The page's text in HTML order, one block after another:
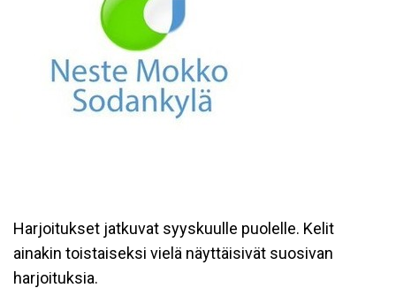
Harjoitukset jatkuvat syyskuulle puolelle. Kelit
ainakin toistaiseksi vielä näyttäisivät suosivan
harjoituksia.